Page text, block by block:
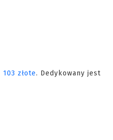
103 złote. Dedykowany jest